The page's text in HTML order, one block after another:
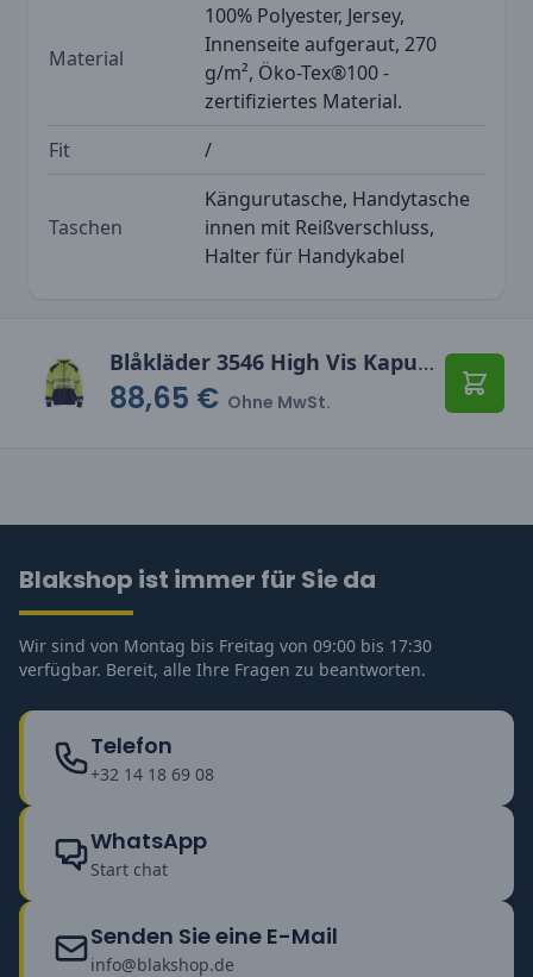
Material
100% Polyester, Jersey,
Innenseite aufgeraut, 270
g/m², Öko-Tex®100 -
zertifiziertes Material.
Fit
/
Taschen
Kängurutasche, Handytasche
innen mit Reißverschluss,
Halter für Handykabel
Blåkläder 3546 High Vis Kapuzensweater
88,65 € Ohne MwSt. In
Blakshop ist immer für Sie da
Wir sind von Montag bis Freitag von 09:00 bis 17:30
verfügbar. Bereit, alle Ihre Fragen zu beantworten.
Telefon
+32 14 18 69 08
WhatsApp
Start chat
Senden Sie eine E-Mail
info@blakshop.de